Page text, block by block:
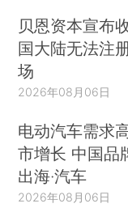
贝恩资本宣布
国大陆无法注
场
2026年08月06日
电动汽车需求
市增长 中国品
出海·汽车
2026年08月06日